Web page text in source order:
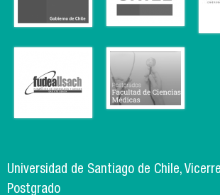
Universidad de Santiago de Chile,
Postgrado